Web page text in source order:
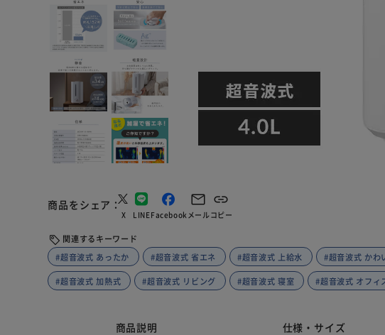
商品をシェア
X LINEFacebook メールコピー
関連するキーワード
#超音波式 あったか
#超音波式 省エネ #超音波式 上給水 #超音波式 かわ
#超音波式 加熱式 #超音波式 リビング #超音波式 寝室 #超音波式 オフィ
商品説明 仕様・サイズ